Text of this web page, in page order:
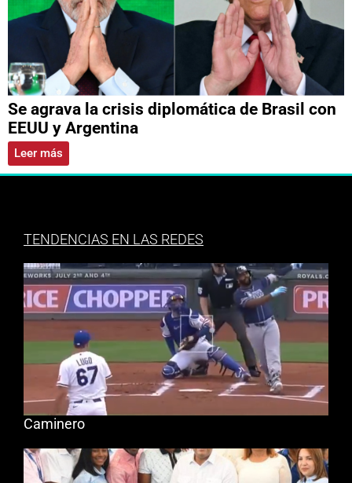
Se agrava la crisis diplomática de Brasil con
EEUU y Argentina
Leer más
TENDENCIAS EN LAS REDES
Caminero